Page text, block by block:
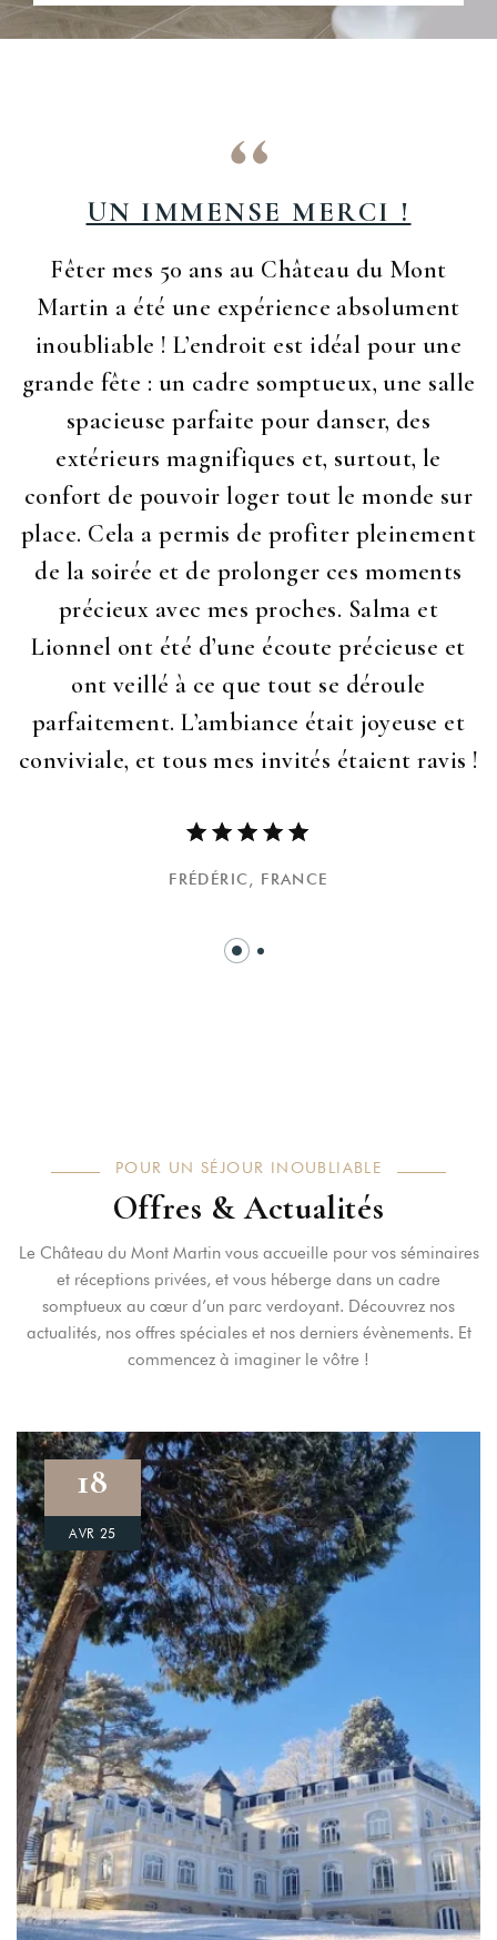
UN IMMENSE MERCI !
Fêter mes 50 ans au Château du Mont
Martin a été une expérience absolument
inoubliable ! L’endroit est idéal pour une
grande fête : un cadre somptueux, une salle
spacieuse parfaite pour danser, des
extérieurs magnifiques et, surtout, le
confort de pouvoir loger tout le monde sur
place. Cela a permis de profiter pleinement
de la soirée et de prolonger ces moments
précieux avec mes proches. Salma et
Lionnel ont été d’une écoute précieuse et
ont veillé à ce que tout se déroule
parfaitement. L’ambiance était joyeuse et
conviviale, et tous mes invités étaient ravis !
FRÉDÉRIC, FRANCE
POUR UN SÉJOUR INOUBLIABLE
Offres & Actualités
Le Château du Mont Martin vous accueille pour vos séminaires
et réceptions privées, et vous héberge dans un cadre
somptueux au cœur d’un parc verdoyant. Découvrez nos
actualités, nos offres spéciales et nos derniers évènements. Et
commencez à imaginer le vôtre !
18
AVR 25